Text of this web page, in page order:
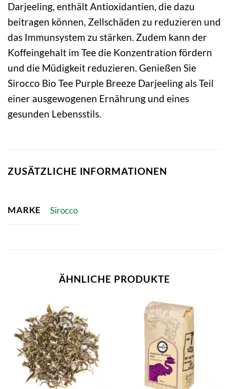
Darjeeling, enthält Antioxidantien, die dazu
beitragen können, Zellschäden zu reduzieren und
das Immunsystem zu stärken. Zudem kann der
Koffeingehalt im Tee die Konzentration fördern
und die Müdigkeit reduzieren. Genießen Sie
Sirocco Bio Tee Purple Breeze Darjeeling als Teil
einer ausgewogenen Ernährung und eines
gesunden Lebensstils.
ZUSÄTZLICHE INFORMATIONEN
MARKE Sirocco
ÄHNLICHE PRODUKTE